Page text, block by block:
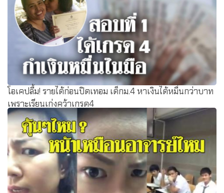
โอเคปลื้ม! รายได้ก่อนปิดเทอม เด็กม.4 หาเงินได้หมื่นกว่าบาท
เพราะเรียนเก่งคว้าเกรด4